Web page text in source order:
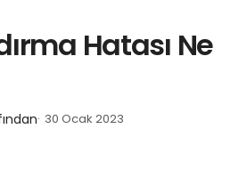
Hatası Ne
30 Ocak 2023